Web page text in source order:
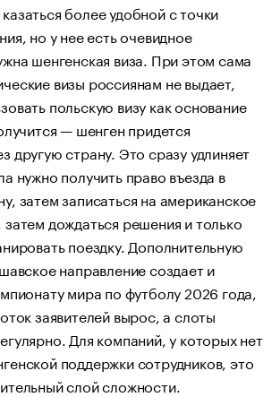
более удобной с точки
но у нее есть очевидное
шенгенская виза. При этом сама
визы россиянам не выдает,
польскую визу как основание
— шенген придется
другую страну. Это сразу удлиняет
нужно получить право въезда в
затем записаться на американское
дождаться решения и только
поездку. Дополнительную
направление создает и
мира по футболу 2026 года,
заявителей вырос, а слоты
Для компаний, у которых нет
поддержки сотрудников, это
слой сложности.